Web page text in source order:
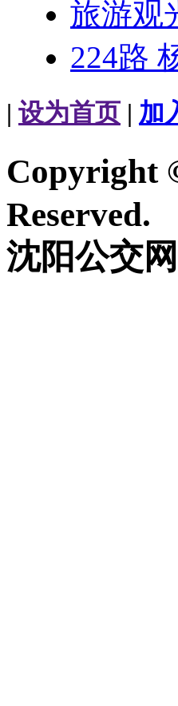
旅游观
224路
| 设为首页 | 加
Copyright
Reserved.
沈阳公交